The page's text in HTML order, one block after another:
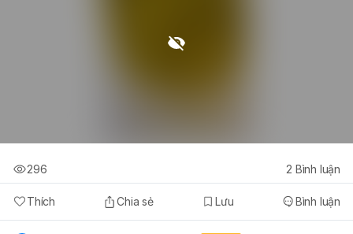
Thích Chia sẻ Lưu Bình luận
296 2 Bình luận